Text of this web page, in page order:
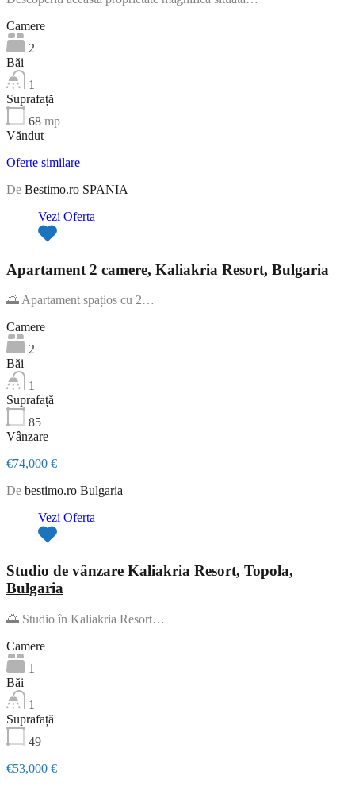
Camere
2
Băi
1
Suprafață
68 mp
Văndut
Oferte similare
De Bestimo.ro SPANIA
Vezi Oferta
Apartament 2 camere, Kaliakria Resort, Bulgaria
🌅 Apartament spațios cu 2…
Camere
2
Băi
1
Suprafață
85
Vânzare
€74,000 €
De bestimo.ro Bulgaria
Vezi Oferta
Studio de vânzare Kaliakria Resort, Topola,
Bulgaria
🌅 Studio în Kaliakria Resort…
Camere
1
Băi
1
Suprafață
49
€53,000 €